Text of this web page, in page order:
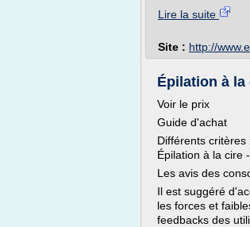
Lire la suite
Site : http://
Épilation à la
Voir le prix
Guide d'achat
Différents
Épilation à la cire
Les avis des
Il est suggéré
les forces et
feedbacks des